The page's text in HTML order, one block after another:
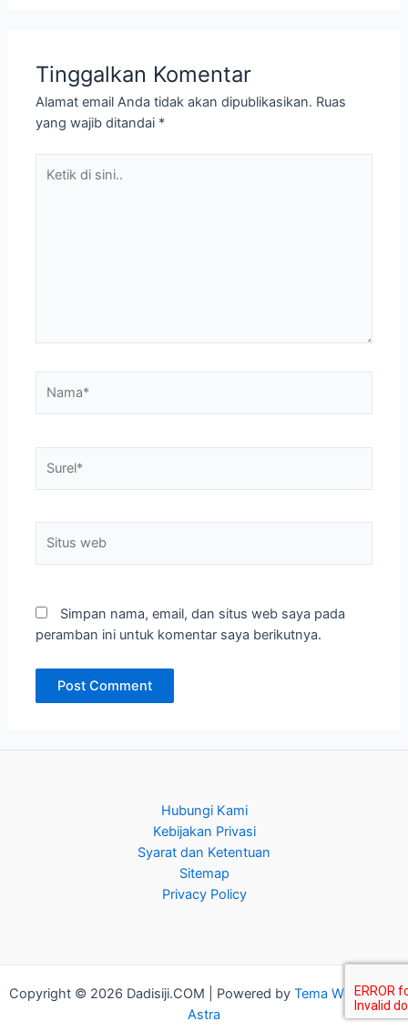
Tinggalkan Komentar
Alamat email Anda tidak akan dipublikasikan. Ruas
yang wajib ditandai *
web
Simpan nama, email, dan situs web saya pada
peramban ini untuk komentar saya berikutnya.
Hubungi Kami
Kebijakan Privasi
Syarat dan Ketentuan
Sitemap
Privacy Policy
Copyright © 2026 Dadisiji.COM | Powered by Tema WordPress
Astra